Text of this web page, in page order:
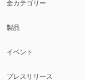
全カテゴリー
製品
イベント
プレスリリース